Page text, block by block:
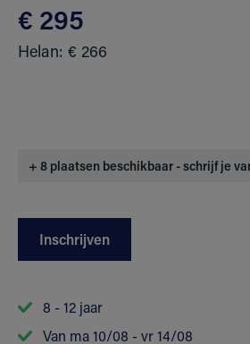
€ 295
Helan: € 266
+ 8 plaatsen beschikbaar - schrijf je
Inschrijven
8 - 12 jaar
Van ma 10/08 - vr 14/08